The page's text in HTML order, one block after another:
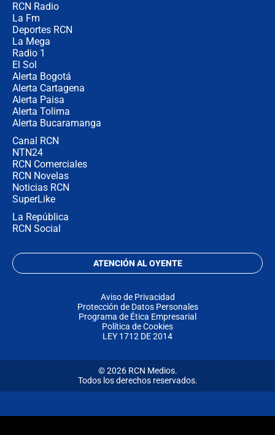
RCN Radio
La Fm
Deportes RCN
La Mega
Radio 1
El Sol
Alerta Bogotá
Alerta Cartagena
Alerta Paisa
Alerta Tolima
Alerta Bucaramanga
Canal RCN
NTN24
RCN Comerciales
RCN Novelas
Noticias RCN
SuperLike
La República
RCN Social
ATENCIÓN AL OYENTE
Aviso de Privacidad
Protección de Datos Personales
Programa de Ética Empresarial
Política de Cookies
LEY 1712 DE 2014
© 2026 RCN Medios.
Todos los derechos reservados.